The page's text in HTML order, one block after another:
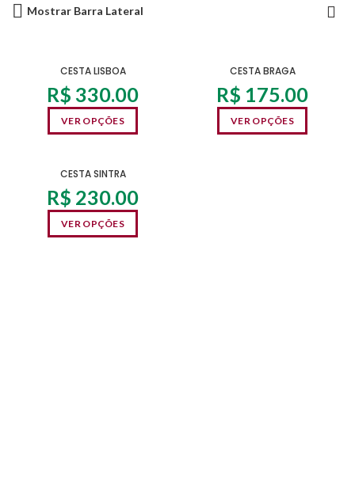
Mostrar Barra Lateral
CESTA LISBOA
R$ 330.00
VER OPÇÕES
CESTA BRAGA
R$ 175.00
VER OPÇÕES
CESTA SINTRA
R$ 230.00
VER OPÇÕES